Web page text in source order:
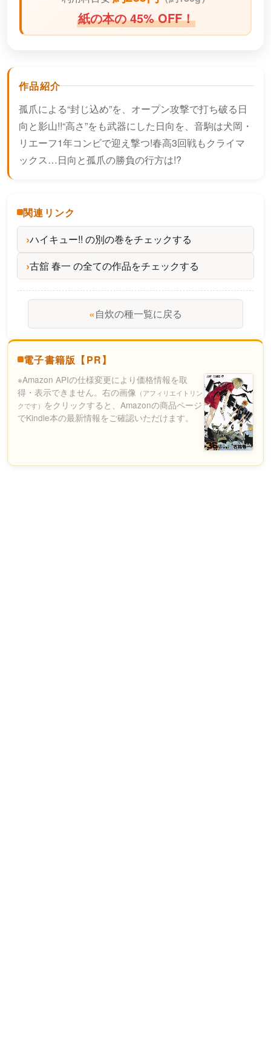
紙の本の 45% OFF！
作品紹介
孤爪による“封じ込め”を、オープン攻撃で打ち破る日
向と影山!!“高さ”をも武器にした日向を、音駒は犬岡・
リエーフ1年コンビで迎え撃つ!春高3回戦もクライマ
ックス…日向と孤爪の勝負の行方は!?
関連リンク
ハイキュー!! の別の巻をチェックする
古舘 春一 の全ての作品をチェックする
«自炊の種一覧に戻る
電子書籍版【PR】
※Amazon APIの仕様変更により価格情報を取
得・表示できません。右の画像 （アフィリエイトリン
クです） をクリックすると、Amazonの商品ページ
でKindle本の最新情報をご確認いただけます。